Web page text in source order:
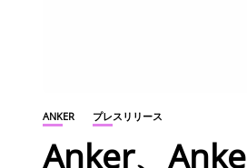
ANKER プレスリリース
Anker、